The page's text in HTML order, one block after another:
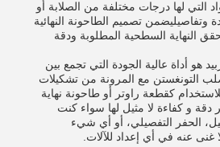
التي لها درجات مختلفة من الصلابة أو
وتفاصيليضمن تصميم الطاحونة النهائية
النهاية السطحية المطلوبة ودقة
هو أداة عالية الجودة التي تجمع بين
التونغستن مع المرونة من تشكيلات
كقطعة راوتر أو طاحونة نهاية
دقة و كفاءة لا مثيل لها سواء كنت
الحفر التفصيلي، أو أي شيء
غنى عنه في أي إعداد للآلات.